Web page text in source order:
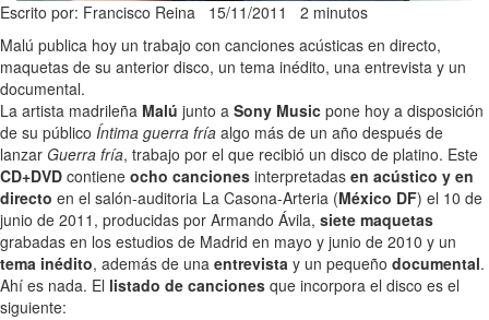
Escrito por: Francisco Reina 15/11/2011 2 minutos
Malú publica hoy un trabajo con canciones acústicas en directo,
maquetas de su anterior disco, un tema inédito, una entrevista y un
documental.
La artista madrileña Malú junto a Sony Music pone hoy a disposición
de su público Íntima guerra fría algo más de un año después de
lanzar Guerra fría, trabajo por el que recibió un disco de platino. Este
CD+DVD contiene ocho canciones interpretadas en acústico y en
directo en el salón-auditoria La Casona-Arteria (México DF) el 10 de
junio de 2011, producidas por Armando Ávila, siete maquetas
grabadas en los estudios de Madrid en mayo y junio de 2010 y un
tema inédito, además de una entrevista y un pequeño documental.
Ahí es nada. El listado de canciones que incorpora el disco es el
siguiente: